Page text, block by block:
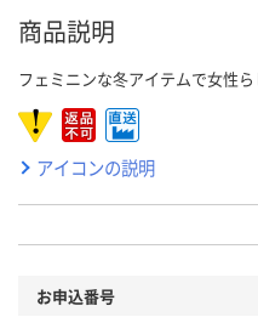
商品説明
フェミニンな冬アイテムで女性ら
アイコンの説明
お申込番号